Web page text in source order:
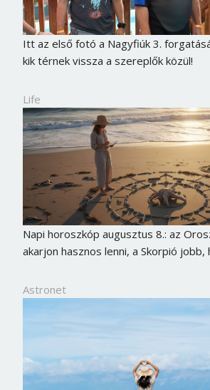
Itt az első fotó a Nagyfiúk 3.
kik térnek vissza a szereplők közül!
Life
Napi horoszkóp augusztus 8.: az
akarjon hasznos lenni, a Skorpió jobb,
Astronet
Borsonline